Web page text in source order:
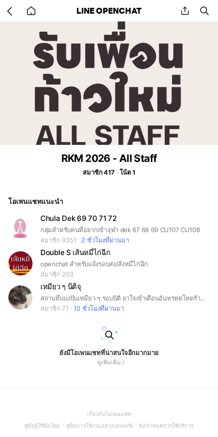
back
to
LINE OPENCHAT share
RKM 2026 - All Staff
สมาชิก 417 โน้ต 1
โอเพนแชทแนะนำ
Chula Dek 69 70 71 72
กลุ่มสำหรับคนที่อยากเข้าจุฬา dek 67 68 69 CU107 CU108
สมาชิก 9351
2 ชั่วโมงที่ผ่านมา
Double S เส้นหมี่ไก่ฉีก
openchat สำหรับแจ้งรอบส่ง/สั่งหมี่ไก่ฉีก
สมาชิก 203
เหมียว ๆ นิติจุ
สถานที่แบ่งปันเหมียว ๆ รอบนิติ ยาใจเข้าเดือนอันทรหดโหดร้าย กระซิก ๆ
สมาชิก 77
10 ชั่วโมงที่ผ่านมา
ยังมีโอเพนแชทที่น่าสนใจอีกมากมาย
ดูเพิ่มเติม
เกี่ยวกับโอเพนแชท(Open
in
คู่มือผู้ใช้มือใหม่
(Open
คู่มือการใช้งานอย่างปลอดภัย(Open
ข้อกำหนดการใช้บริการ(Open